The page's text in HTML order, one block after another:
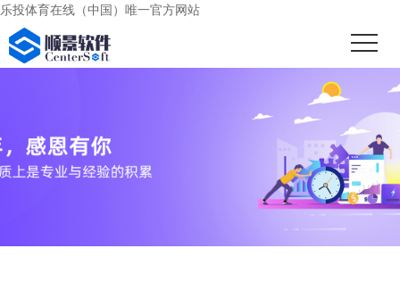
乐投体育在线（中国）唯一官方网站